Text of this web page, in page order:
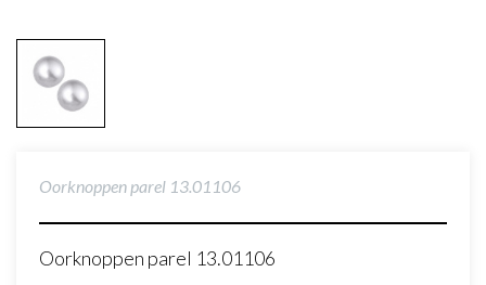
Oorknoppen parel 13.01106
Oorknoppen parel 13.01106